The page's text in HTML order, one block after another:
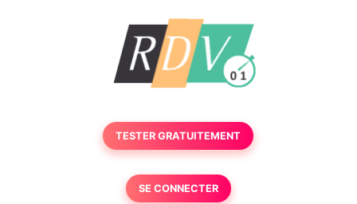
TESTER GRATUITEMENT
SE CONNECTER